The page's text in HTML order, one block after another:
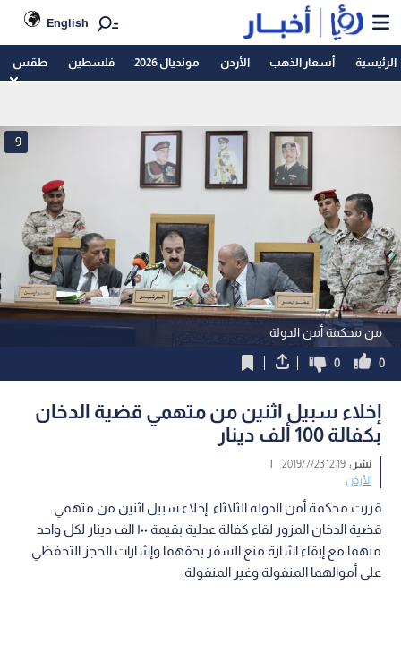
English
الرئيسية أسعار الذهب الأردن مونديال 2026 فلسطين طقس
من محكمة أمن الدولة
9
0
0
إخلاء سبيل اثنين من متهمي قضية الدخان
بكفالة 100 ألف دينار
نشر :12:19 2019/7/23
|
الأردن
قررت محكمة أمن الدوله الثلاثاء إخلاء سبيل اثنين من متهمي
قضية الدخان المزور لقاء كفالة عدلية بقيمة ١٠٠ الف دينار لكل واحد
منهما مع إبقاء اشارة منع السفر بحقهما وإشارات الحجز التحفظي
على أموالهما المنقولة وغير المنقولة.